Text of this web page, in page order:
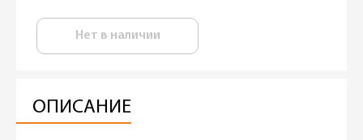
Нет в наличии
ОПИСАНИЕ